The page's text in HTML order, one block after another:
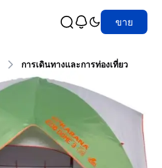
ขาย
การเดินทางและการท่องเที่ยว